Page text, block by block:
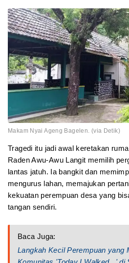
Makam Nyai Ageng Bagelen. (via Detik)
Tragedi itu jadi awal keretakan
Raden Awu-Awu Langit memilih
lantas jatuh. Ia bangkit dan
mengurus lahan, memajukan
kekuatan perempuan desa yang
tangan sendiri.
Baca Juga:
Langkah Kecil Perempuan yang